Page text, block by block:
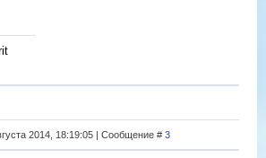
2014, 18:19:05 | Сообщение # 3